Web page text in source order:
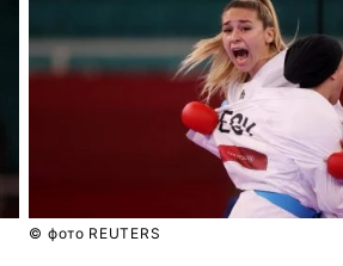
© фото REUTERS